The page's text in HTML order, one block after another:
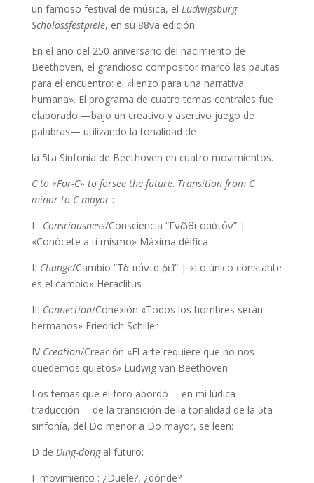
un famoso festival de música, el Ludwigsburg
Scholossfestpiele, en su 88va edición.
En el año del 250 aniversario del nacimiento de
Beethoven, el grandioso compositor marcó las pautas
para el encuentro: el «lienzo para una narrativa
humana». El programa de cuatro temas centrales fue
elaborado —bajo un creativo y asertivo juego de
palabras— utilizando la tonalidad de
la 5ta Sinfonía de Beethoven en cuatro movimientos.
C to «For-C» to forsee the future. Transition from C
minor to C mayor:
I Consciousness/Consciencia “Γνῶθι σαὐτόν” |
«Conócete a ti mismo» Máxima délfica
II Change/Cambio “Τὰ πάντα ῥεῖ” | «Lo único constante
es el cambio» Heraclitus
III Connection/Conexión «Todos los hombres serán
hermanos» Friedrich Schiller
IV Creation/Creación «El arte requiere que no nos
quedemos quietos» Ludwig van Beethoven
Los temas que el foro abordó —en mi lúdica
traducción— de la transición de la tonalidad de la 5ta
sinfonía, del Do menor a Do mayor, se leen:
D de Ding-dongal futuro:
I movimiento : ¿Duele?, ¿dónde?